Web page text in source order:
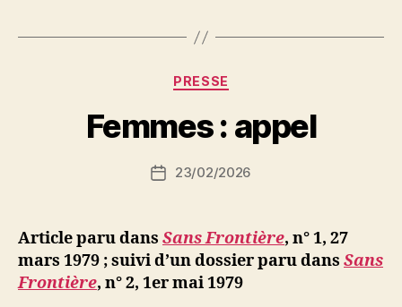
Catégories
PRESSE
Femmes : appel
Auteur
de
S
N
ji
b
Date23/02/2026
Article paru dans Sans Frontière, n° 1, 27
mars 1979 ; suivi d’un dossier paru dans Sans
Frontière, n° 2, 1er mai 1979